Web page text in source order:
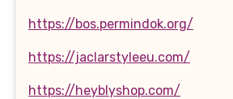
https://bos.permindok.org/
https://jaclarstyleeu.com/
https://heyblyshop.com/